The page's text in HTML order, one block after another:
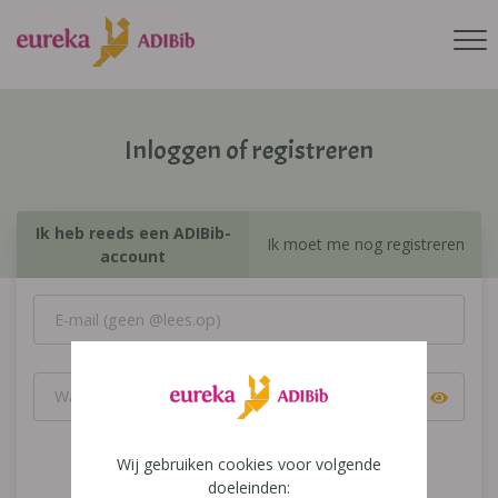
Inloggen of registreren
Ik heb reeds een ADIBib-
account
Ik moet me nog registreren
Inloggen
Wij gebruiken cookies voor volgende
doeleinden: